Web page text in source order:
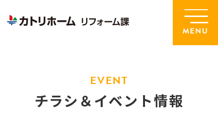
MENU
EVENT
チラシ＆イベント情報